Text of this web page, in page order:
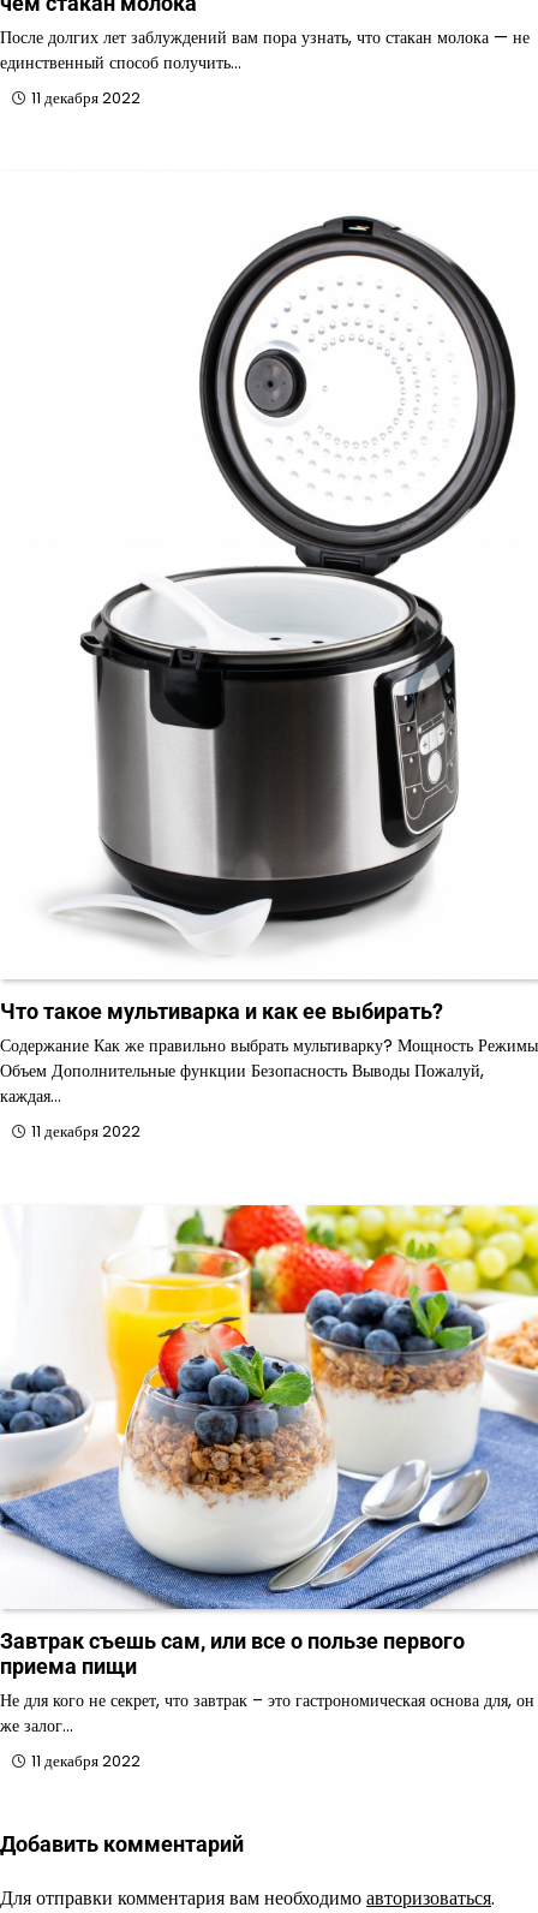
После долгих лет заблуждений вам пора узнать, что стакан молока — не
единственный способ получить…
11 декабря 2022
Что такое мультиварка и как ее выбирать?
Содержание Как же правильно выбрать мультиварку? Мощность Режимы
Объем Дополнительные функции Безопасность Выводы Пожалуй,
каждая…
11 декабря 2022
Завтрак съешь сам, или все о пользе первого
приема пищи
Не для кого не секрет, что завтрак – это гастрономическая основа для, он
же залог…
11 декабря 2022
Добавить комментарий
Для отправки комментария вам необходимоавторизоваться.